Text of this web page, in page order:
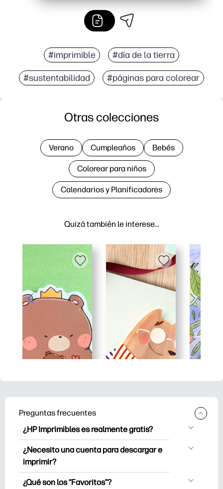
#imprimible #día de la tierra
#sustentabilidad #páginas para colorear
Quizá también le interese…
Otras colecciones
Verano Cumpleaños Bebés
Colorear para niños
Calendarios y Planificadores
Preguntas frecuentes
¿HP Imprimibles es realmente gratis?
HP Printables ofrece más de 2.500
imprimibles gratuitos para descargar e
imprimir. Explora páginas para colorear
populares, hojas de trabajo de
¿Necesito una cuenta para descargar e
imprimir?
Puede explorar e imprimir sin crear una
¿Qué son los “Favoritos”?